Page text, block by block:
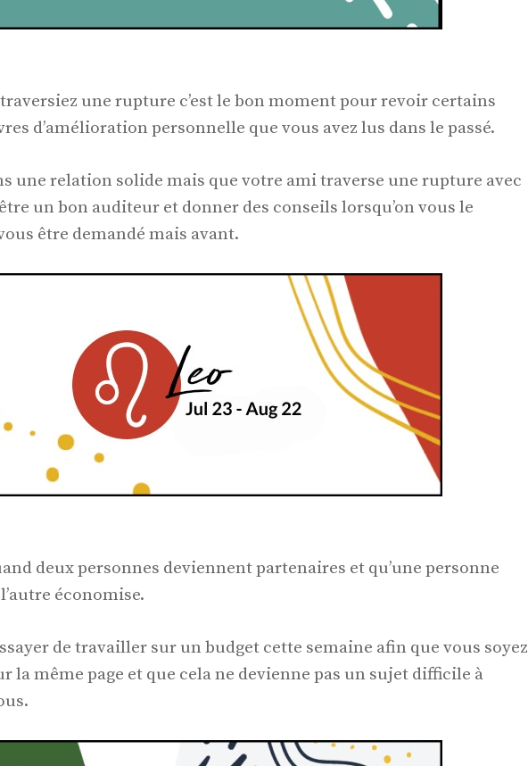
une rupture c’est le bon moment pour revoir certains
d’amélioration personnelle que vous avez lus dans le passé.
une relation solide mais que votre ami traverse une rupture avec
un bon auditeur et donner des conseils lorsqu’on vous le
être demandé mais avant.
deux personnes deviennent partenaires et qu’une personne
économise.
de travailler sur un budget cette semaine afin que vous soyez
la même page et que cela ne devienne pas un sujet difficile à